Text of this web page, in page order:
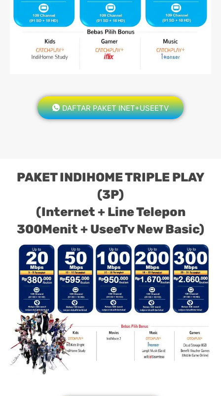
DAFTAR PAKET INET+USEETV
PAKET INDIHOME TRIPLE PLAY
(3P)
(Internet + Line Telepon
300Menit + UseeTv New Basic)